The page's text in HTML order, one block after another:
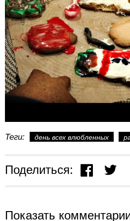
Теги: день всех влюбленных
Поделиться:
Показать